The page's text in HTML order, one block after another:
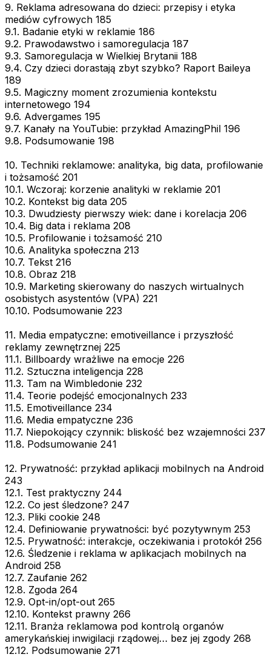
9. Reklama adresowana do dzieci: przepisy i etyka
mediów cyfrowych 185
9.1. Badanie etyki w reklamie 186
9.2. Prawodawstwo i samoregulacja 187
9.3. Samoregulacja w Wielkiej Brytanii 188
9.4. Czy dzieci dorastają zbyt szybko? Raport Baileya
189
9.5. Magiczny moment zrozumienia kontekstu
internetowego 194
9.6. Advergames 195
9.7. Kanały na YouTubie: przykład AmazingPhil 196
9.8. Podsumowanie 198
10. Techniki reklamowe: analityka, big data, profilowanie
i tożsamość 201
10.1. Wczoraj: korzenie analityki w reklamie 201
10.2. Kontekst big data 205
10.3. Dwudziesty pierwszy wiek: dane i korelacja 206
10.4. Big data i reklama 208
10.5. Profilowanie i tożsamość 210
10.6. Analityka społeczna 213
10.7. Tekst 216
10.8. Obraz 218
10.9. Marketing skierowany do naszych wirtualnych
osobistych asystentów (VPA) 221
10.10. Podsumowanie 223
11. Media empatyczne: emotiveillance i przyszłość
reklamy zewnętrznej 225
11.1. Billboardy wrażliwe na emocje 226
11.2. Sztuczna inteligencja 228
11.3. Tam na Wimbledonie 232
11.4. Teorie podejść emocjonalnych 233
11.5. Emotiveillance 234
11.6. Media empatyczne 236
11.7. Niepokojący czynnik: bliskość bez wzajemności 237
11.8. Podsumowanie 241
12. Prywatność: przykład aplikacji mobilnych na Android
243
12.1. Test praktyczny 244
12.2. Co jest śledzone? 247
12.3. Pliki cookie 248
12.4. Definiowanie prywatności: być pozytywnym 253
12.5. Prywatność: interakcje, oczekiwania i protokół 256
12.6. Śledzenie i reklama w aplikacjach mobilnych na
Android 258
12.7. Zaufanie 262
12.8. Zgoda 264
12.9. Opt-in/opt-out 265
12.10. Kontekst prawny 266
12.11. Branża reklamowa pod kontrolą organów
amerykańskiej inwigilacji rządowej… bez jej zgody 268
12.12. Podsumowanie 271